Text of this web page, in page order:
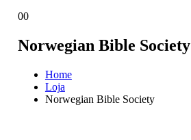
00
Norwegian Bible Society
Home
Loja
Norwegian Bible Society